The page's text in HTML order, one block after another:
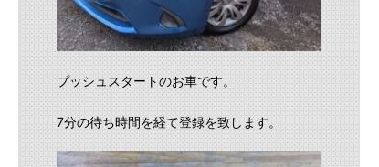
プッシュスタートのお車です。
7分の待ち時間を経て登録を致します。